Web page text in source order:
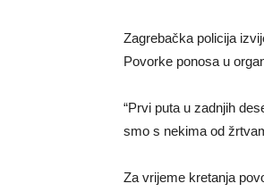
Zagrebačka policija
Povorke ponosa u
“Prvi puta u zadnjih
smo s nekima od
Za vrijeme kretanja